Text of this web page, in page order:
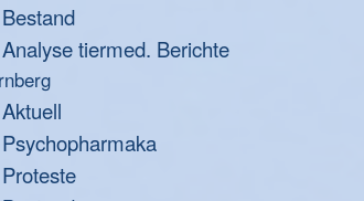
Bestand
Analyse tiermed. Berichte
Aktuell
Psychopharmaka
Proteste